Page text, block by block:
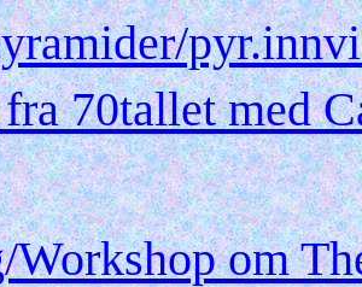
70tallet med
Workshop om